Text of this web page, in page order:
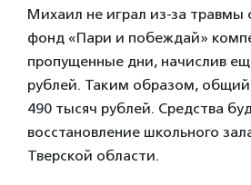
Михаил не играл из-за травмы
фонд «Пари и побеждай»
пропущенные дни, начислив
рублей. Таким образом, общий
490 тысяч рублей. Средства
восстановление школьного
Тверской области.